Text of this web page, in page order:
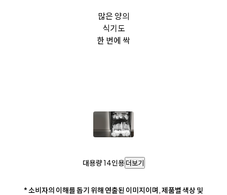
많은 양의
식기도
한 번에 싹
대용량 14인용 더보기
* 소비자의 이해를 돕기 위해 연출된 이미지이며, 제품별 색상 및